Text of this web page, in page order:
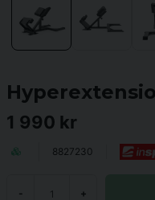
1 990 kr
8827230
- +